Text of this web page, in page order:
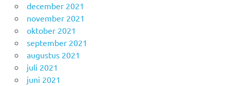
december 2021
november 2021
oktober 2021
september 2021
augustus 2021
juli 2021
juni 2021